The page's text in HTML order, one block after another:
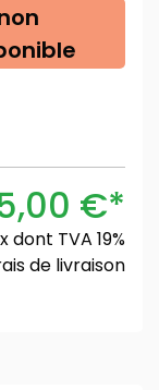
€*
dont TVA 19%
de livraison